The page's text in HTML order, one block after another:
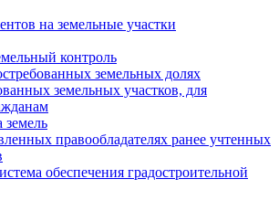
на земельные участки
контроль
земельных долях
земельных участков, для
земель
правообладателях ранее учтенных
обеспечения градостроительной